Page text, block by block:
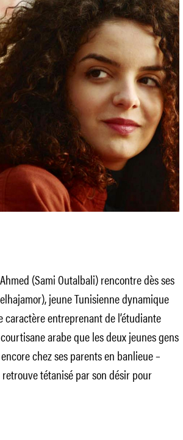
(Sami Outalbali) rencontre dès ses
jeune Tunisienne dynamique
entreprenant de l’étudiante
arabe que les deux jeunes gens
chez ses parents en banlieue –
tétanisé par son désir pour